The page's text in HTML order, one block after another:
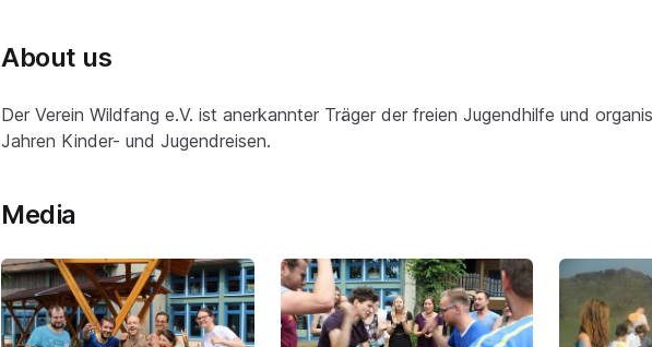
About us
Der Verein Wildfang e.V. ist anerkannter Träger der freien Jugendhilfe und
Jahren Kinder- und Jugendreisen.
Media